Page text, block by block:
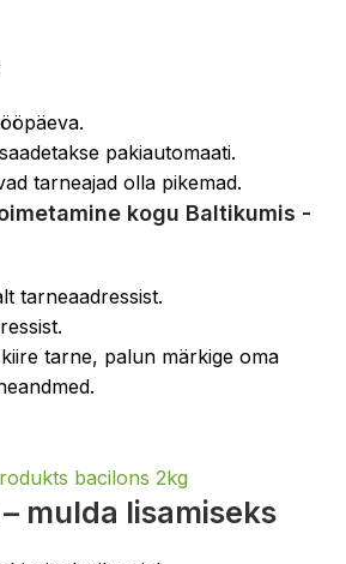
pakiautomaati.
tarneajad olla pikemad.
kogu Baltikumis -
tarneaadressist.
tarne, palun märkige oma
mulda lisamiseks